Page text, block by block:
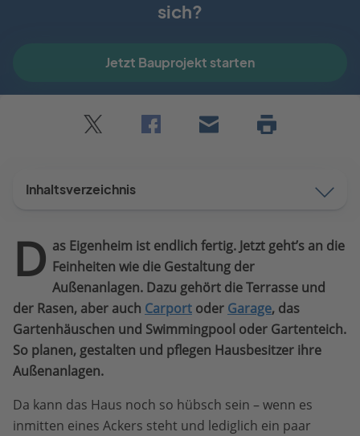
sich?
Jetzt Bauprojekt starten
Inhaltsverzeichnis
D as Eigenheim ist endlich fertig. Jetzt geht’s an die
Feinheiten wie die Gestaltung der
Außenanlagen. Dazu gehört die Terrasse und
der Rasen, aber auch Carport oder Garage, das
Gartenhäuschen und Swimmingpool oder Gartenteich.
So planen, gestalten und pflegen Hausbesitzer ihre
Außenanlagen.
Da kann das Haus noch so hübsch sein – wenn es
inmitten eines Ackers steht und lediglich ein paar